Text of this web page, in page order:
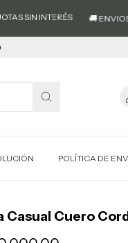
🚚 ENVIOS A TODO
POLÍTICA DE
Casual Cuero